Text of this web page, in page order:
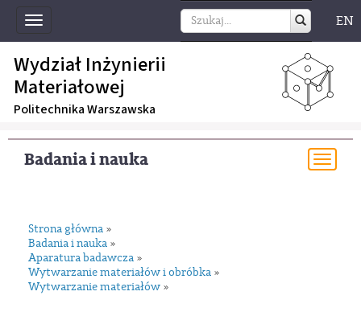
Toggle
navigation
EN
Wydział Inżynierii
Materiałowej
Politechnika Warszawska
Badania i nauka
Strona główna »
Badania i nauka »
Aparatura badawcza »
Wytwarzanie materiałów i obróbka »
Wytwarzanie materiałów »